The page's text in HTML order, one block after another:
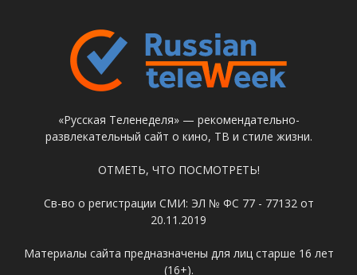
«Русская Теленеделя» — рекомендательно-
развлекательный сайт о кино, ТВ и стиле жизни.
ОТМЕТЬ, ЧТО ПОСМОТРЕТЬ!
Св-во о регистрации СМИ: ЭЛ № ФС 77 - 77132 от
20.11.2019
Материалы сайта предназначены для лиц старше 16 лет
(16+).